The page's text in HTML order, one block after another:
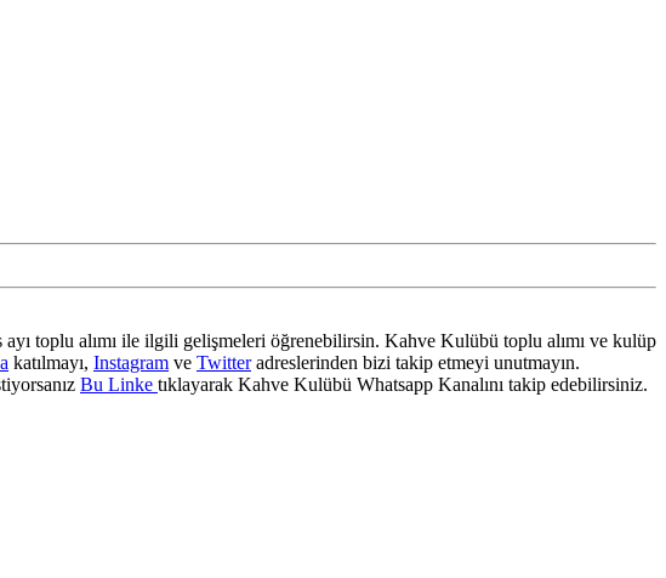
ayı toplu alımı ile ilgili gelişmeleri öğrenebilirsin. Kahve Kulübü toplu alımı ve kulüp
katılmayı, Instagram ve Twitteradreslerinden bizi takip etmeyi unutmayın.
Bu Linke tıklayarak Kahve Kulübü Whatsapp Kanalını takip edebilirsiniz.